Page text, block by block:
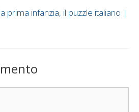
prima infanzia, il puzzle italiano |